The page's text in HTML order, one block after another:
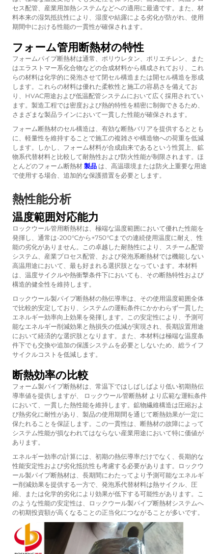
セス配管、産業用加熱システムなどへの適用に最適です。また、材
料本来の湿気抵抗性により、湿度や結露による劣化が防がれ、使用
期間中における性能の一貫性が確保されます。
フォーム管用断熱材の特性
フォームパイプ断熱材は通常、ポリウレタン、ポリエチレン、また
はエラストマー系化合物などの合成材料から構成されており、これ
らの材料は化学的に発泡させて閉セル構造または開セル構造を形成
します。これらの材料は優れた柔軟性と施工の容易さを備えてお
り、HVAC用途および低温配管システムにおいて広く採用されてい
ます。製造工程では密度および熱的特性を精密に制御できるため、
さまざまな製品ラインにおいて一貫した性能が確保されます。
フォーム断熱材のセル構造は、有効な断熱バリアを提供するととも
に、軽量性を維持することで施工の複雑さや構造物への荷重を低減
します。しかし、フォーム材料が合成由来であるという性質上、鉱
物系代替材料と比較して耐熱性および防火性能が制限されます。ほ
とんどのフォーム断熱材製品 は、高温環境または防火上重要な用途
で使用する場合、追加的な保護措置を必要とします。
熱性能分析
温度範囲対応能力
ロックウール管用断熱材は、極端な温度範囲において優れた性能を
発揮し、通常は-200°Cから+750°Cまでの連続使用温度に耐え、性
能の劣化がありません。この卓越した耐熱性により、スチーム配管
システム、産業プロセス配管、および発泡系断熱材では機能しない
高温用途において、最も好まれる選択肢となっています。本材料
は、温度サイクルや熱衝撃条件下においても、その断熱特性および
構造的健全性を維持します。
ロックウール製パイプ断熱材の熱伝導率は、その使用温度範囲全体
で比較的安定しており、システムの運転条件にかかわらず一貫した
エネルギー効率向上効果を発揮します。この安定性により、予測可
能なエネルギー削減効果と熱損失の低減が実現され、長期設置用途
において経済的な選択肢となります。また、本材料は極端な温度条
件下でも交換や追加の保護システムを必要としないため、総ライフ
サイクルコストを低減します。
断熱効率の比較
フォーム製パイプ断熱材は、常温下ではしばしばより低い初期熱伝
導率値を提供しますが、
ロックウール管断熱材 より広範な運転条件
において、一貫した熱性能を維持します。鉱物繊維構造は圧縮およ
び熱劣化に耐性があり、製品の使用期間を通じて断熱効果が一定に
保たれることを保証します。この一貫性は、断熱材の故障によって
システム性能が損なわれてはならない産業用途において特に価値が
あります。
エネルギー効率の計算には、初期の熱伝導率だけでなく、長期的な
性能安定性および劣化抵抗性も考慮する必要があります。ロックウ
ール製パイプ断熱材は、長期間にわたってより予測可能なエネルギ
ー削減効果を提供する一方で、発泡系代替材料は熱サイクル、圧
縮、または化学的劣化により効果が低下する可能性があります。こ
のような性能の安定性は、ロックウール製パイプ断熱材システムへ
の初期投資額が高くなることの正当化につながることが多いです。